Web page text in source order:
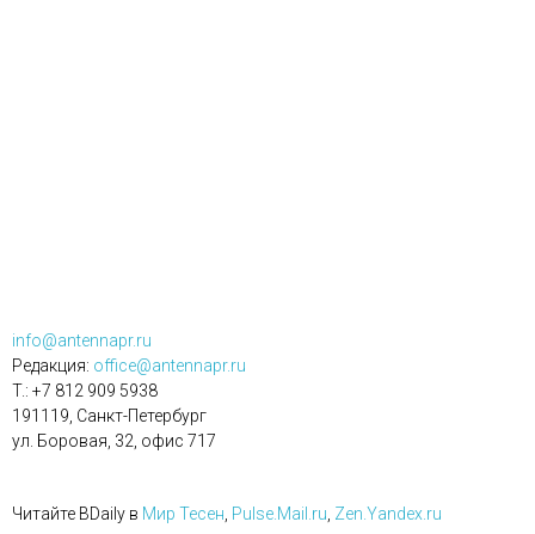
info@antennapr.ru
Редакция: office@antennapr.ru
T.: +7 812 909 5938
191119, Санкт-Петербург
ул. Боровая, 32, офис 717
Читайте BDaily в Мир Тесен Pulse.Mail.ru Zen.Yandex.ru